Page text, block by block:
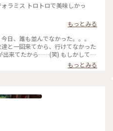
ラミス トロトロで美味しかっ
もっとみる
、誰も並んでなかった。。。
と一回来てから、行けてなかった
出来てたから……(笑) もしかして、
思ってたのです
てましたΣ( ; ﾟДﾟ)運が良かっ
だと、あんな粉っぽくないと思
もっとみる